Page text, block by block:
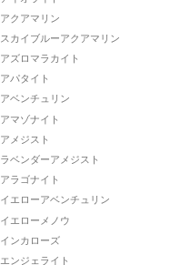
アクアマリン
スカイブルーアクアマリン
アズロマラカイト
アパタイト
アベンチュリン
アマゾナイト
アメジスト
ラベンダーアメジスト
アラゴナイト
イエローアベンチュリン
イエローメノウ
インカローズ
エンジェライト